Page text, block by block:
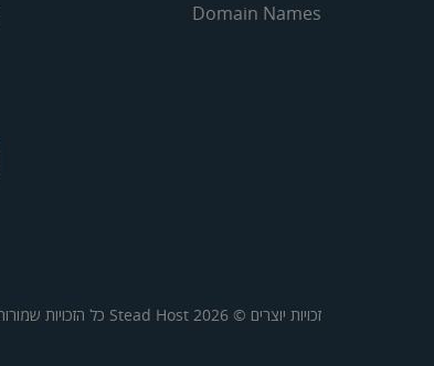
Domain Names
זכויות יוצרים © 2026 Stead Host כל הזכויות שמורות.